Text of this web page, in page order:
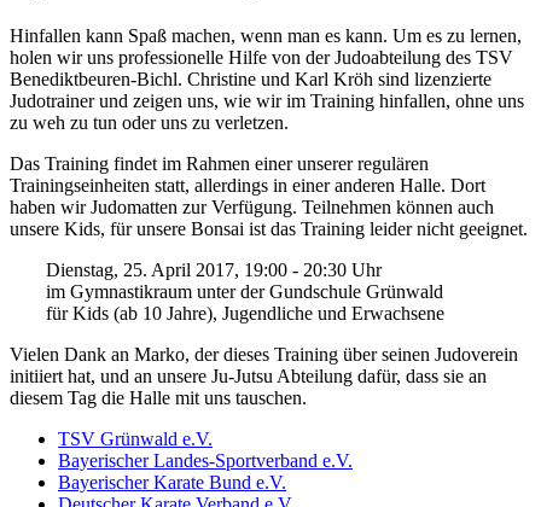
Hinfallen kann Spaß machen, wenn man es kann. Um es zu lernen,
holen wir uns professionelle Hilfe von der Judoabteilung des TSV
Benediktbeuren-Bichl. Christine und Karl Kröh sind lizenzierte
Judotrainer und zeigen uns, wie wir im Training hinfallen, ohne uns
zu weh zu tun oder uns zu verletzen.
Das Training findet im Rahmen einer unserer regulären
Trainingseinheiten statt, allerdings in einer anderen Halle. Dort
haben wir Judomatten zur Verfügung. Teilnehmen können auch
unsere Kids, für unsere Bonsai ist das Training leider nicht geeignet.
Dienstag, 25. April 2017, 19:00 - 20:30 Uhr
im Gymnastikraum unter der Gundschule Grünwald
für Kids (ab 10 Jahre), Jugendliche und Erwachsene
Vielen Dank an Marko, der dieses Training über seinen Judoverein
initiiert hat, und an unsere Ju-Jutsu Abteilung dafür, dass sie an
diesem Tag die Halle mit uns tauschen.
TSV Grünwald e.V.
Bayerischer Landes-Sportverband e.V.
Bayerischer Karate Bund e.V.